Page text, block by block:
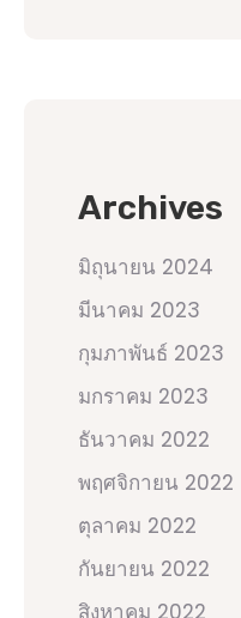
Archives
มิถุนายน 2024
มีนาคม 2023
กุมภาพันธ์ 2023
มกราคม 2023
ธันวาคม 2022
พฤศจิกายน 2022
ตุลาคม 2022
กันยายน 2022
สิงหาคม 2022